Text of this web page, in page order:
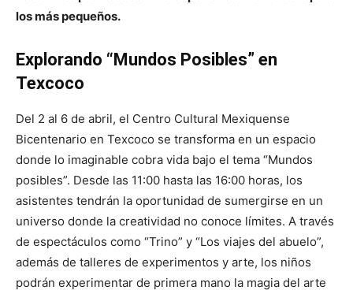
los más pequeños.
Explorando “Mundos Posibles” en
Texcoco
Del 2 al 6 de abril, el Centro Cultural Mexiquense
Bicentenario en Texcoco se transforma en un espacio
donde lo imaginable cobra vida bajo el tema “Mundos
posibles”. Desde las 11:00 hasta las 16:00 horas, los
asistentes tendrán la oportunidad de sumergirse en un
universo donde la creatividad no conoce límites. A través
de espectáculos como “Trino” y “Los viajes del abuelo”,
además de talleres de experimentos y arte, los niños
podrán experimentar de primera mano la magia del arte